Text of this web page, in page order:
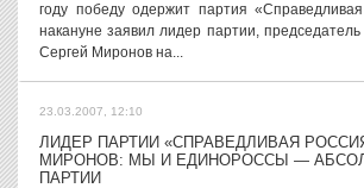
году победу одержит партия
накануне заявил лидер партии,
Сергей Миронов на...
23.03.2007, 12:10
ЛИДЕР ПАРТИИ «СПРАВЕДЛИВАЯ
МИРОНОВ: МЫ И ЕДИНОРОССЫ —
ПАРТИИ